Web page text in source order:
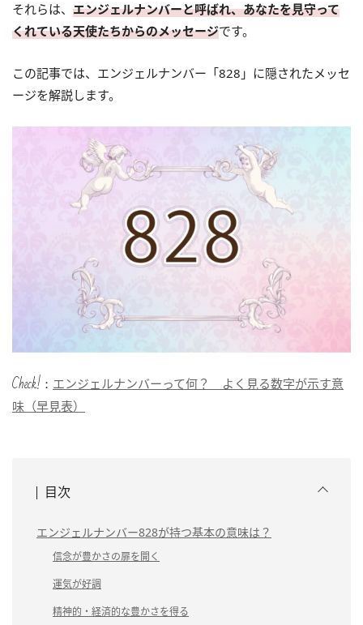
それらは、 エンジェルナンバーと呼ばれ、あなたを見守って
くれている天使たちからのメッセージです。
この記事では、エンジェルナンバー「828」に隠されたメッセ
ージを解説します。
Check!： エンジェルナンバーって何？ よく見る数字が示す意
味（早見表）
目次
エンジェルナンバー828が持つ基本の意味は？
信念が豊かさの扉を開く
運気が好調
精神的・経済的な豊かさを得る